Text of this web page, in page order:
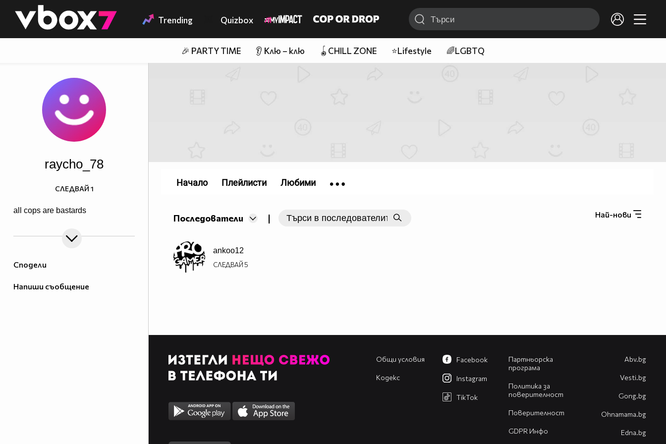
👾 Trending Quizbox
🎉 PARTY TIME 👂 Клю – клю 🪀CHILL ZONE ⭐Lifestyle 🌈LGBTQ
Сподели
Напиши съобщение
raycho_78
all cops are bastards
СЛЕДВАЙ 1
Последователи | Най-нови
ankoo12
СЛЕДВАЙ5
Начало Плейлисти Любими
Общи условия
Кодекс
Партньорска
програма
Политика за
поверителност
Поверителност
GDPR Инфо
Facebook
Instagram
TikTok
Abv.bg
Vesti.bg
Gong.bg
Оhnamama.bg
Edna.bg